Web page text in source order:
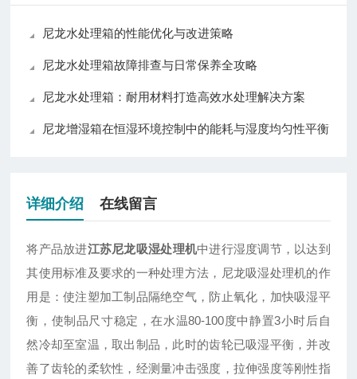
尼龙水处理箱的性能优化与改进策略
尼龙水处理箱故障排查与日常保养全攻略
尼龙水处理箱：耐用材料打造高效水处理解决方案
尼龙增湿箱在恒湿环境控制中的能耗与湿度均匀性平衡
详细介绍 在线留言
将产品放进江苏尼龙吸湿处理机中进行湿度调节，以达到
其使用标准及要求的一种处理方法，尼龙吸湿处理机的作
用是：使注塑加工制品隔绝空气，防止氧化，加快吸湿平
衡，使制品尺寸稳定，在水温80-100度中静置3小时后自
然冷却至室温，取出制品，此时的齿轮已吸湿平衡，并改
善了齿轮的柔软性，经测量冲击强度，拉伸强度等刚性指